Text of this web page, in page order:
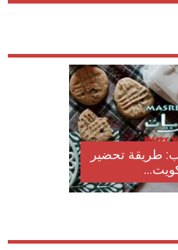
طريقة تحضير